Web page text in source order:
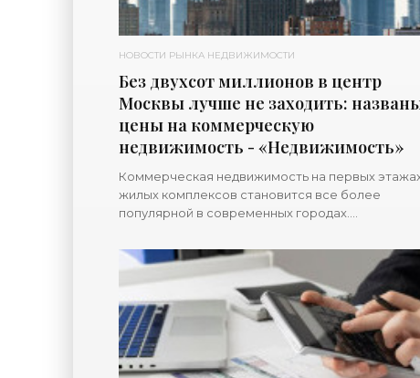
НОВОСТИ РЫНКА НЕДВИЖИМОСТИ
Без двухсот миллионов в центр
Москвы лучше не заходить:
цены на коммерческую
недвижимость - «Недвижимость»
Коммерческая недвижимость на первых
жилых комплексов становится все более
популярной в современных городах.
мастерские и пекарни в непосредственной